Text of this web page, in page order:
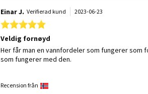
Einar J. Verifierad kund
5.0 star rating
2023-06-23
Veldig fornøyd
Review by Einar J. on 23 Jun 2023
review stating Veldig fornøyd
Her får man en vannfordeler som fungerer som
som fungerer med den.
Recension från